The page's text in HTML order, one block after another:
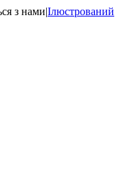
з нами|Ілюстрований